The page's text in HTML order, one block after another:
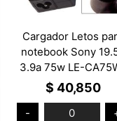
Cargador Letos
notebook Sony
3.9a 75w LE-
$ 40,850
- 0